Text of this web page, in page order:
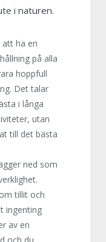
i naturen.
ha en
på alla
hoppfull
Det talar
i långa
utan
till det bästa
ned som
tillit och
ingenting
av en